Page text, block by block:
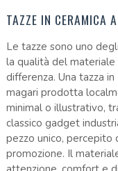
TAZZE IN CERAMICA
Le tazze sono uno
la qualità del
differenza. Una tazza in
magari prodotta
minimal o illustrativo,
classico gadget
pezzo unico, percepito
promozione. Il